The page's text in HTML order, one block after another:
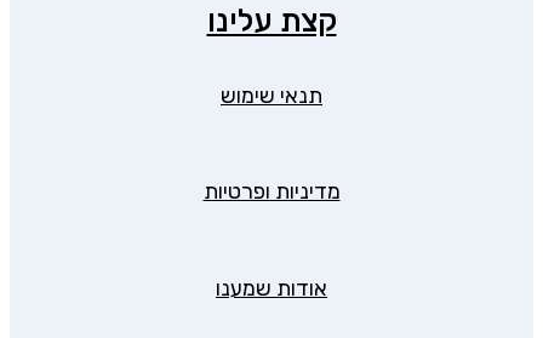
קצת עלינו
תנאי שימוש
מדיניות ופרטיות
אודות שמענו